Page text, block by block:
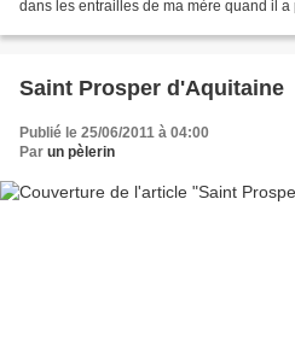
dans les entrailles de ma mère quand il
Saint Prosper d'Aquitaine
Publié le 25/06/2011 à 04:00
Par un pèlerin